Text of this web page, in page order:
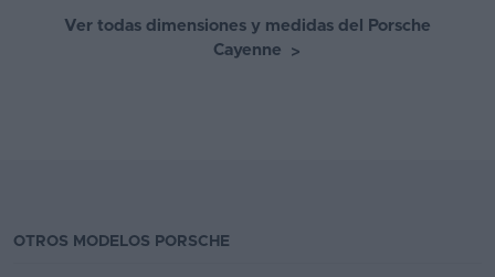
Ver todas dimensiones y medidas del Porsche
Cayenne
>
OTROS MODELOS PORSCHE